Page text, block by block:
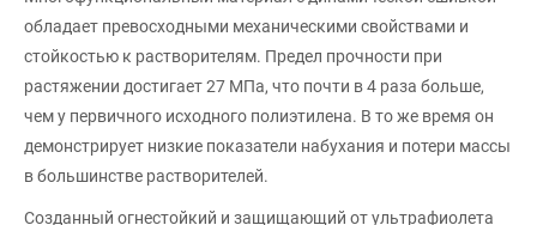
обладает превосходными механическими свойствами и
стойкостью к растворителям. Предел прочности при
растяжении достигает 27 МПа, что почти в 4 раза больше,
чем у первичного исходного полиэтилена. В то же время он
демонстрирует низкие показатели набухания и потери массы
в большинстве растворителей.
Созданный огнестойкий и защищающий от ультрафиолета